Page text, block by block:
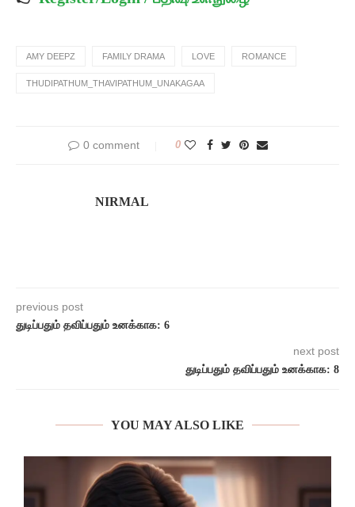
AMY DEEPZ FAMILY DRAMA LOVE ROMANCE
THUDIPATHUM_THAVIPATHUM_UNAKAGAA
0 comment 0
NIRMAL
previous post
துடிப்பதும் தவிப்பதும் உனக்காக: 6
next post
துடிப்பதும் தவிப்பதும் உனக்காக: 8
YOU MAY ALSO LIKE